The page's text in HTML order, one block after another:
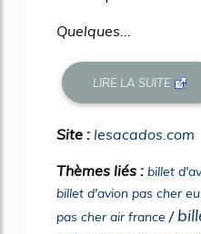
Quelques...
LIRE LA SUITE
Site : lesacados.com
Thèmes liés : billet
billet d'avion pas cher
pas cher air france /